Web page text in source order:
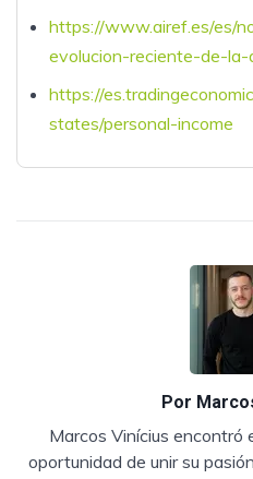
https://www.airef.es/es/
evolucion-reciente-de-
https://
states/personal-income
Por
Marcos Vinícius encontró
oportunidad de unir su